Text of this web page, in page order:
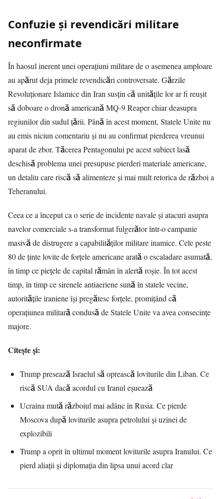
Confuzie și revendicări militare
neconfirmate
În haosul inerent unei operațiuni militare de o asemenea amploare
au apărut deja primele revendicări controversate. Gărzile
Revoluționare Islamice din Iran susțin că unitățile lor ar fi reușit
să doboare o dronă americană MQ-9 Reaper chiar deasupra
regiunilor din sudul țării. Până în acest moment, Statele Unite nu
au emis niciun comentariu și nu au confirmat pierderea vreunui
aparat de zbor. Tăcerea Pentagonului pe acest subiect lasă
deschisă problema unei presupuse pierderi materiale americane,
un detaliu care riscă să alimenteze și mai mult retorica de război a
Teheranului.
Ceea ce a început ca o serie de incidente navale și atacuri asupra
navelor comerciale s-a transformat fulgerător într-o campanie
masivă de distrugere a capabilităților militare inamice. Cele peste
80 de ținte lovite de forțele americane arată o escaladare asumată,
în timp ce piețele de capital rămân în alertă roșie. În tot acest
timp, în timp ce sirenele antiaeriene sună în statele vecine,
autoritățile iraniene își pregătesc forțele, promițând că
operațiunea militară condusă de Statele Unite va avea consecințe
majore.
Citește și:
Trump presează Israelul să oprească loviturile din Liban. Ce
riscă SUA dacă acordul cu Iranul eșuează
Ucraina mută războiul mai adânc în Rusia. Ce pierde
Moscova după loviturile asupra petrolului și uzinei de
explozibili
Trump a oprit în ultimul moment loviturile asupra Iranului. Ce
pierd aliații și diplomația din lipsa unui acord clar